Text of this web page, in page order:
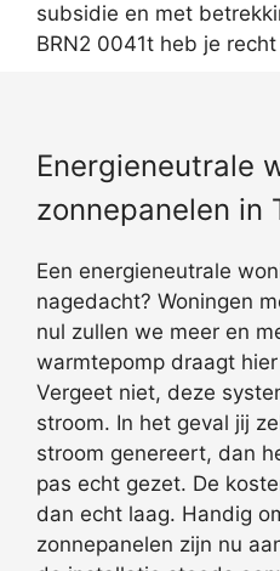
subsidie en met
BRN2 0041t heb je
Energieneutrale
zonnepanelen in
Een energieneutrale
nagedacht? Woningen
nul zullen we meer en
warmtepomp draagt
Vergeet niet, deze
stroom. In het geval jij
stroom genereert, dan
pas echt gezet. De
dan echt laag. Handig
zonnepanelen zijn nu